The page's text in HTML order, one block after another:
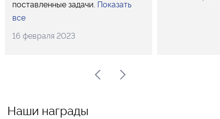
поставленные задачи. Показать
все
16 февраля 2023
Наши награды